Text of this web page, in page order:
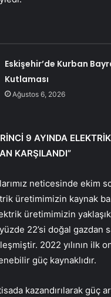
Eskişehir’de Kurban
Kutlaması
Ağustos 6, 2026
9 AYINDA
KARŞILANDI”
neticesinde
üretimimizin kaynak
üretimimizin
22’si doğal gazdan
2022 yılının ilk
güç kaynaklıdır.
kazandırılarak güç